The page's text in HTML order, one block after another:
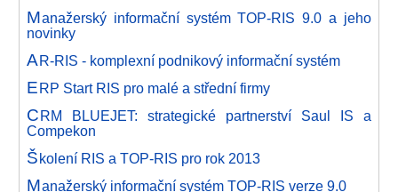
Manažerský informační systém TOP-RIS 9.0 a jeho
novinky
AR-RIS - komplexní podnikový informační systém
ERP Start RIS pro malé a střední firmy
CRM BLUEJET: strategické partnerství Saul IS a
Compekon
Školení RIS a TOP-RIS pro rok 2013
Manažerský informační systém TOP-RIS verze 9.0